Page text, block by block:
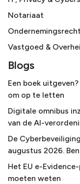
Notariaat
Ondernemingsrecht
Vastgoed &
Blogs
Een boek
om op te letten
Digitale omnibus
van de AI-
De
augustus 2026.
Het EU e-
moeten weten